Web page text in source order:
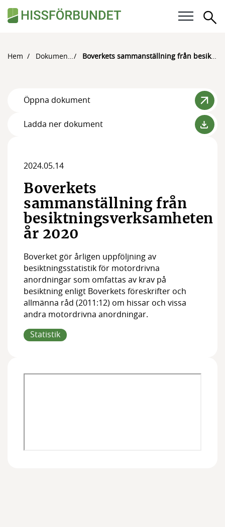
Våra frågor
För medlemmar
Kalender
Medlemskap
Medlemmar
Hem Dokument Boverkets sammanställning från besiktningsverksamheten år 2020
Öppna dokument
Ladda ner dokument
2024.05.14
Boverkets
sammanställning från
besiktningsverksamheten
år 2020
Boverket gör årligen uppföljning av
besiktningsstatistik för motordrivna
anordningar som omfattas av krav på
besiktning enligt Boverkets föreskrifter och
allmänna råd (2011:12) om hissar och vissa
andra motordrivna anordningar.
Statistik